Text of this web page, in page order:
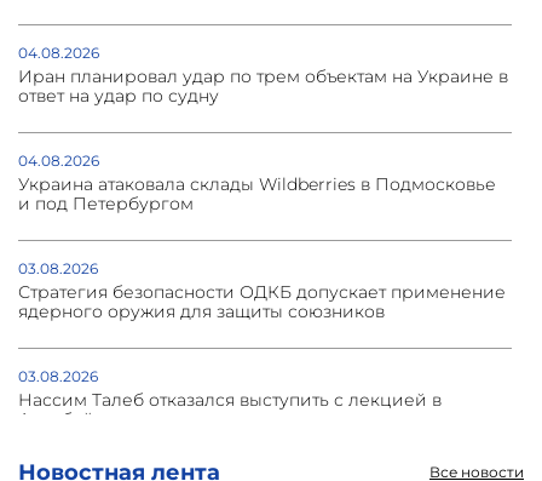
Новостная лента Все новости
04.08.2026
Иран планировал удар по трем объектам на Украине в
ответ на удар по судну
04.08.2026
Украина атаковала склады Wildberries в Подмосковье
и под Петербургом
03.08.2026
Стратегия безопасности ОДКБ допускает применение
ядерного оружия для защиты союзников
03.08.2026
Нассим Талеб отказался выступить с лекцией в
Азербайджане